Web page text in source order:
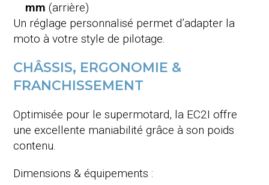
mm (arrière)
Un réglage personnalisé permet d’adapter la
moto à votre style de pilotage.
CHÂSSIS, ERGONOMIE &
FRANCHISSEMENT
Optimisée pour le supermotard, la EC2I offre
une excellente maniabilité grâce à son poids
contenu.
Dimensions & équipements :